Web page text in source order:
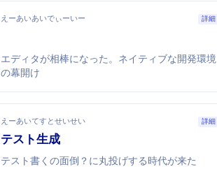
えーあいあいでぃーいー 詳細
エディタが相棒になった。AIネイティブな開発環境
の幕開け
えーあいてすとせいせい 詳細
AIテスト生成
テスト書くの面倒？AIに丸投げする時代が来た